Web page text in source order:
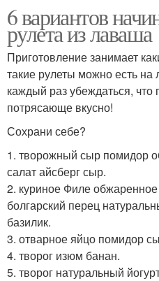
6 вариантов
рулета из лаваша
Приготовление занимает
такие рулеты можно есть
каждый раз убеждаться, что
потрясающе вкусно!
Сохрани себе?
1. творожный сыр помидор
салат айсберг сыр.
2. куриное Филе
болгарский перец
базилик.
3. отварное яйцо помидор
4. творог изюм банан.
5. творог натуральный